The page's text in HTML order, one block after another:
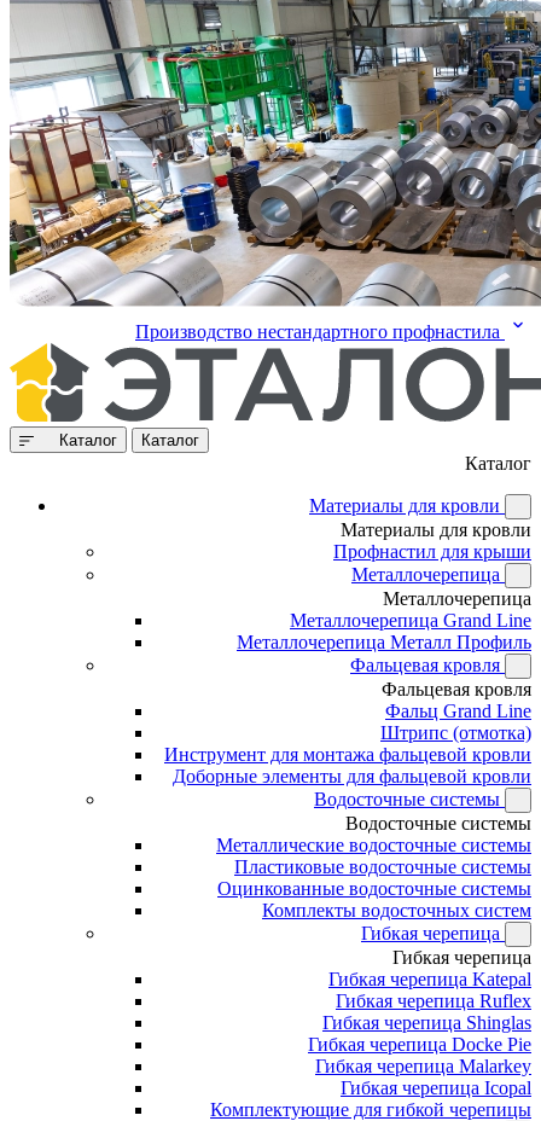
Производство нестандартного профнастила
Каталог Каталог
Каталог
Материалы для кровли
Материалы для кровли
Профнастил для крыши
Металлочерепица
Металлочерепица
Металлочерепица Grand Line
Металлочерепица Металл Профиль
Фальцевая кровля
Фальцевая кровля
Фальц Grand Line
Штрипс (отмотка)
Инструмент для монтажа фальцевой кровли
Доборные элементы для фальцевой кровли
Водосточные системы
Водосточные системы
Металлические водосточные системы
Пластиковые водосточные системы
Оцинкованные водосточные системы
Комплекты водосточных систем
Гибкая черепица
Гибкая черепица
Гибкая черепица Katepal
Гибкая черепица Ruflex
Гибкая черепица Shinglas
Гибкая черепица Docke Pie
Гибкая черепица Malarkey
Гибкая черепица Icopal
Комплектующие для гибкой черепицы